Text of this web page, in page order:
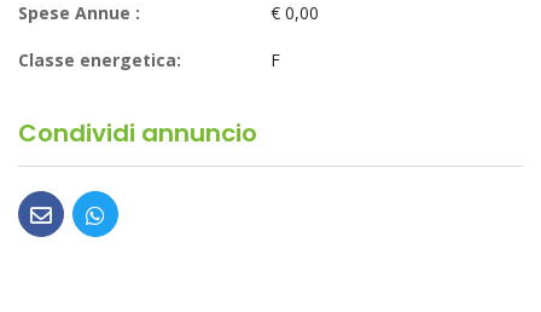
Spese Annue : € 0,00
Classe energetica: F
Condividi annuncio